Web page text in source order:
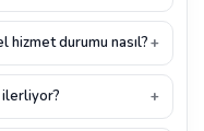
durumu nasıl?
ilerliyor?